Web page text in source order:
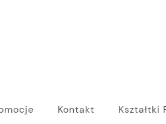
Kontakt Kształtki